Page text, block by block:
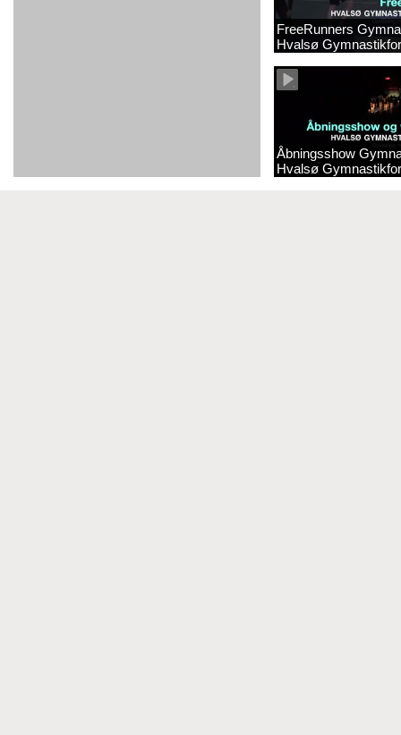
FreeRunners
Hvalsø
Åbningsshow
Hvalsø